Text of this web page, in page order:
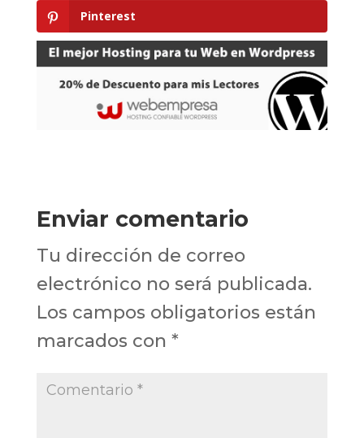
Pinterest
Enviar comentario
Tu dirección de correo
electrónico no será publicada.
Los campos obligatorios están
marcados con *